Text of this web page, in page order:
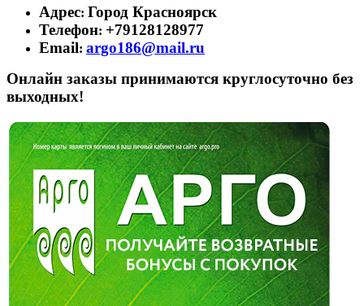
Адрес: Город Красноярск
Телефон: +79128128977
Email: argo186@mail.ru
Онлайн заказы принимаются круглосуточно без
выходных!